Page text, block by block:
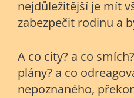
nejdůležitější je mít
zabezpečit rodinu a
A co city? a co
plány? a co
nepoznaného,